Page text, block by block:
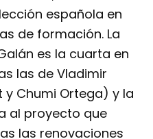
española en
de formación. La
es la cuarta en
las de Vladimir
y Chumi Ortega) y la
al proyecto que
las renovaciones